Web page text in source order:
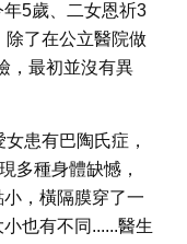
5歲、二女恩祈3
除了在公立醫院做
，最初並沒有異
患有巴陶氏症，
多種身體缺憾，
小，橫隔膜穿了一
也有不同......醫生